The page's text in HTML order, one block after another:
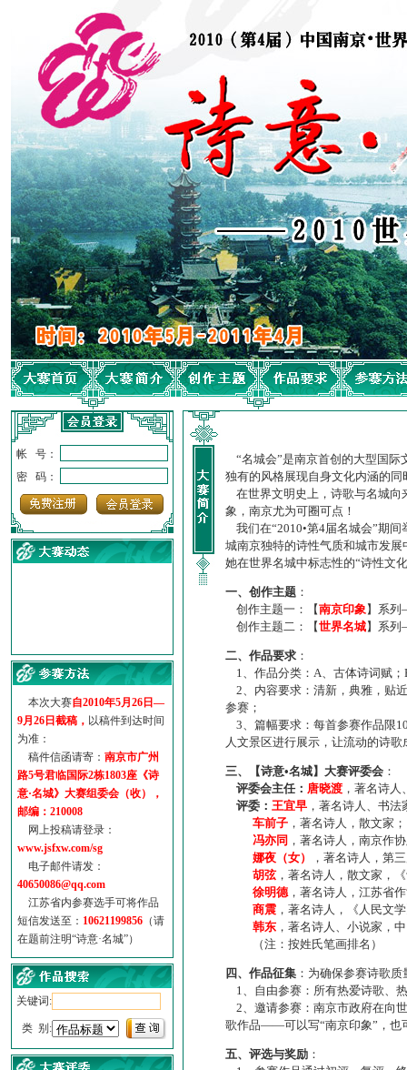
帐 号：
密 码：
·【诗意·名城】地铁展示作...
诗意名城·地铁时间
地铁完美呈现【诗意·名城...
参赛作品多达5000多首
“诗意·名城”晒诗会
特别通知--致广大诗词爱好...
本次大赛自2010年5月26日—
9月26日截稿， 以稿件到达时间
为准：
稿件信函请寄： 南京市广州
路5号君临国际2栋1803座《诗
意·名城》大赛组委会（收），
邮编：210008
网上投稿请登录：
www.jsfxw.com/sg
电子邮件请发：
40650086@qq.com
江苏省内参赛选手可将作品
短信发送至： 10621199856 （请
在题前注明“诗意·名城”）
关键词:
类 别:
“名城会”是南京首创的大型国际
独有的风格展现自身文化内涵的
在世界文明史上，诗歌与名城向
象，南京尤为可圈可点！
我们在“2010•第4届名城会”期
城南京独特的诗性气质和城市发
她在世界名城中标志性的“诗性文
一、创作主题 ：
创作主题一：【南京印象】系
创作主题二：【世界名城】系
二、作品要求 ：
1、作品分类：A、古体诗词赋；
2、内容要求：清新，典雅，贴
参赛；
3、篇幅要求：每首参赛作品限
人文景区进行展示，让流动的诗
三、【诗意•名城】大赛评委会 ：
评委会主任： 唐晓渡 ，著名诗
评委： 王宜早 ，著名诗人、书
车前子 ，著名诗人，散文家；
冯亦同 ，著名诗人，南京作
娜夜（女）
，著名诗人，第
胡弦，著名诗人，散文家，
徐明德，著名诗人，江苏省
商震 ，著名诗人，《人民文
韩东 ，著名诗人、小说家，
（注：按姓氏笔画排名）
四、作品征集 ：为确保参赛诗歌
1、自由参赛：所有热爱诗歌、
2、邀请参赛：南京市政府在向
歌作品——可以写“南京印象”，也
五、评选与奖励 ：